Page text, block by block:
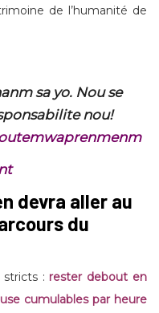
de l’humanité de
sa yo. Nou se
nou!
devra aller au
du
: rester debout en
cumulables par heure